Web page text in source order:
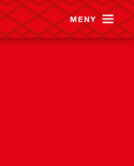
MENY